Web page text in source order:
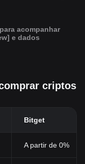
para acompanhar
e dados
criptos
Bitget
A partir de 0%